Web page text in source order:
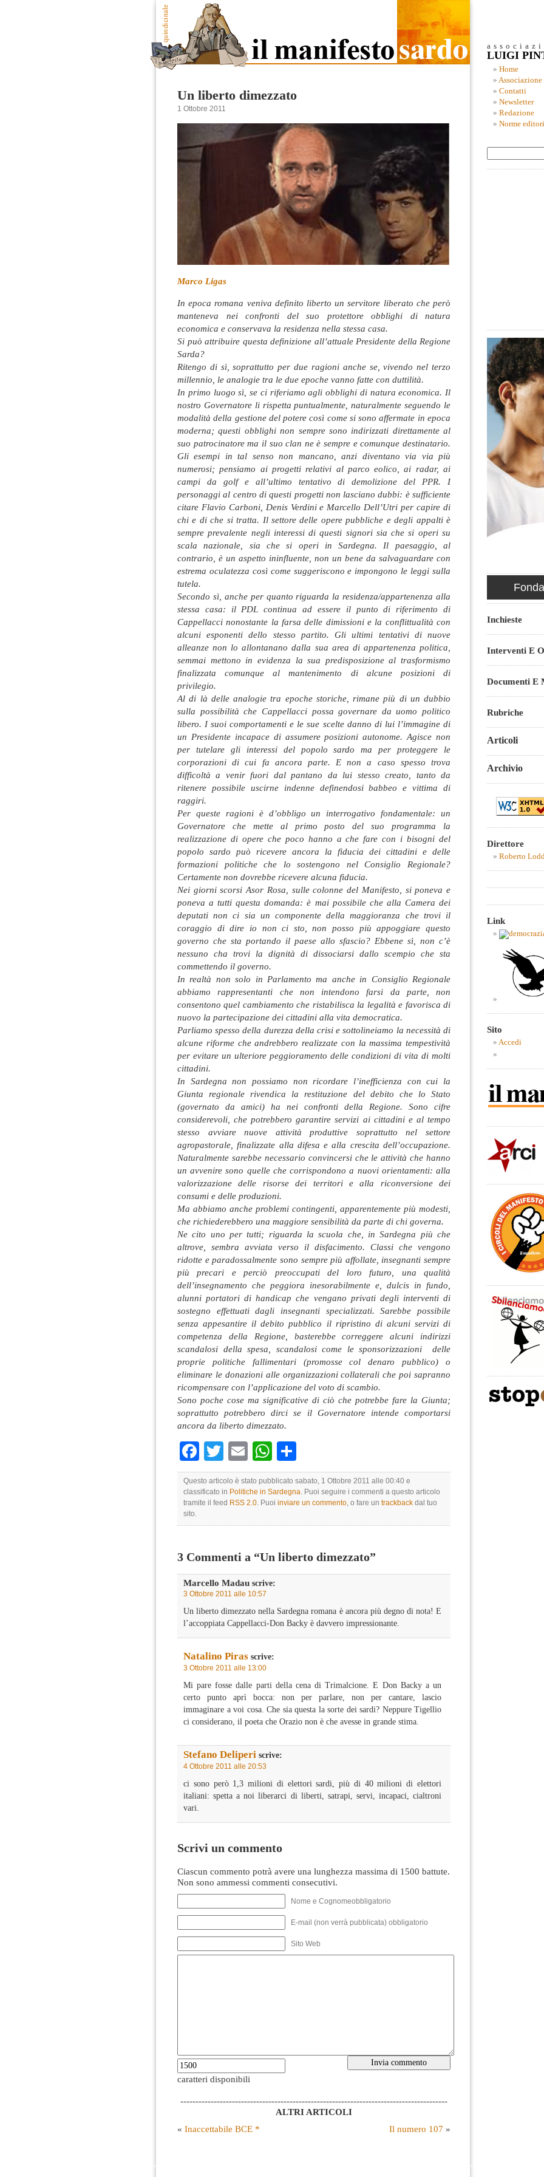
Un liberto dimezzato
1 Ottobre 2011
Marco Ligas
In epoca romana veniva definito liberto un servitore liberato che però
manteneva nei confronti del suo protettore obblighi di natura
economica e conservava la residenza nella stessa casa.
Si può attribuire questa definizione all’attuale Presidente della Regione
Sarda?
Ritengo di sì, soprattutto per due ragioni anche se, vivendo nel terzo
millennio, le analogie tra le due epoche vanno fatte con duttilità.
In primo luogo sì, se ci riferiamo agli obblighi di natura economica. Il
nostro Governatore li rispetta puntualmente, naturalmente seguendo le
modalità della gestione del potere così come si sono affermate in epoca
moderna; questi obblighi non sempre sono indirizzati direttamente al
suo patrocinatore ma il suo clan ne è sempre e comunque destinatario.
Gli esempi in tal senso non mancano, anzi diventano via via più
numerosi; pensiamo ai progetti relativi al parco eolico, ai radar, ai
campi da golf e all’ultimo tentativo di demolizione del PPR. I
personaggi al centro di questi progetti non lasciano dubbi: è sufficiente
citare Flavio Carboni, Denis Verdini e Marcello Dell’Utri per capire di
chi e di che si tratta. Il settore delle opere pubbliche e degli appalti è
sempre prevalente negli interessi di questi signori sia che si operi su
scala nazionale, sia che si operi in Sardegna. Il paesaggio, al
contrario, è un aspetto ininfluente, non un bene da salvaguardare con
estrema oculatezza così come suggeriscono e impongono le leggi sulla
tutela.
Secondo sì, anche per quanto riguarda la residenza/appartenenza alla
stessa casa: il PDL continua ad essere il punto di riferimento di
Cappellacci nonostante la farsa delle dimissioni e la conflittualità con
alcuni esponenti dello stesso partito. Gli ultimi tentativi di nuove
alleanze non lo allontanano dalla sua area di appartenenza politica,
semmai mettono in evidenza la sua predisposizione al trasformismo
finalizzata comunque al mantenimento di alcune posizioni di
privilegio.
Al di là delle analogie tra epoche storiche, rimane più di un dubbio
sulla possibilità che Cappellacci possa governare da uomo politico
libero. I suoi comportamenti e le sue scelte danno di lui l’immagine di
un Presidente incapace di assumere posizioni autonome. Agisce non
per tutelare gli interessi del popolo sardo ma per proteggere le
corporazioni di cui fa ancora parte. E non a caso spesso trova
difficoltà a venir fuori dal pantano da lui stesso creato, tanto da
ritenere possibile uscirne indenne definendosi babbeo e vittima di
raggiri.
Per queste ragioni è d’obbligo un interrogativo fondamentale: un
Governatore che mette al primo posto del suo programma la
realizzazione di opere che poco hanno a che fare con i bisogni del
popolo sardo può ricevere ancora la fiducia dei cittadini e delle
formazioni politiche che lo sostengono nel Consiglio Regionale?
Certamente non dovrebbe ricevere alcuna fiducia.
Nei giorni scorsi Asor Rosa, sulle colonne del Manifesto, si poneva e
poneva a tutti questa domanda: è mai possibile che alla Camera dei
deputati non ci sia un componente della maggioranza che trovi il
coraggio di dire io non ci sto, non posso più appoggiare questo
governo che sta portando il paese allo sfascio? Ebbene sì, non c’è
nessuno cha trovi la dignità di dissociarsi dallo scempio che sta
commettendo il governo.
In realtà non solo in Parlamento ma anche in Consiglio Regionale
abbiamo rappresentanti che non intendono farsi da parte, non
consentono quel cambiamento che ristabilisca la legalità e favorisca di
nuovo la partecipazione dei cittadini alla vita democratica.
Parliamo spesso della durezza della crisi e sottolineiamo la necessità di
alcune riforme che andrebbero realizzate con la massima tempestività
per evitare un ulteriore peggioramento delle condizioni di vita di molti
cittadini.
In Sardegna non possiamo non ricordare l’inefficienza con cui la
Giunta regionale rivendica la restituzione del debito che lo Stato
(governato da amici) ha nei confronti della Regione. Sono cifre
considerevoli, che potrebbero garantire servizi ai cittadini e al tempo
stesso avviare nuove attività produttive soprattutto nel settore
agropastorale, finalizzate alla difesa e alla crescita dell’occupazione.
Naturalmente sarebbe necessario convincersi che le attività che hanno
un avvenire sono quelle che corrispondono a nuovi orientamenti: alla
valorizzazione delle risorse dei territori e alla riconversione dei
consumi e delle produzioni.
Ma abbiamo anche problemi contingenti, apparentemente più modesti,
che richiederebbero una maggiore sensibilità da parte di chi governa.
Ne cito uno per tutti; riguarda la scuola che, in Sardegna più che
altrove, sembra avviata verso il disfacimento. Classi che vengono
ridotte e paradossalmente sono sempre più affollate, insegnanti sempre
più precari e perciò preoccupati del loro futuro, una qualità
dell’insegnamento che peggiora inesorabilmente e, dulcis in fundo,
alunni portatori di handicap che vengano privati degli interventi di
sostegno effettuati dagli insegnanti specializzati. Sarebbe possibile
senza appesantire il debito pubblico il ripristino di alcuni servizi di
competenza della Regione, basterebbe correggere alcuni indirizzi
scandalosi della spesa, scandalosi come le sponsorizzazioni delle
proprie politiche fallimentari (promosse col denaro pubblico) o
eliminare le donazioni alle organizzazioni collaterali che poi sapranno
ricompensare con l’applicazione del voto di scambio.
Sono poche cose ma significative di ciò che potrebbe fare la Giunta;
soprattutto potrebbero dirci se il Governatore intende comportarsi
ancora da liberto dimezzato.
Facebook
TwitterEmailWhatsApp
Questo articolo è stato pubblicato sabato, 1 Ottobre 2011 alle 00:40 e
classificato in Politiche in Sardegna. Puoi seguire i commenti a questo articolo
tramite il feed RSS 2.0. Puoi inviare un commento, o fare un trackback dal tuo
sito.
3 Commenti a “Un liberto dimezzato”
Marcello Madau scrive:
3 Ottobre 2011 alle 10:57
Un liberto dimezzato nella Sardegna romana è ancora più degno di nota! E
l’accoppiata Cappellacci-Don Backy è davvero impressionante.
Natalino Piras scrive:
3 Ottobre 2011 alle 13:00
Mi pare fosse dalle parti della cena di Trimalcione. E Don Backy a un
certo punto aprì bocca: non per parlare, non per cantare, lascio
immaginare a voi cosa. Che sia questa la sorte dei sardi? Neppure Tigellio
ci considerano, il poeta che Orazio non è che avesse in grande stima.
Stefano Deliperi scrive:
4 Ottobre 2011 alle 20:53
ci sono però 1,3 milioni di elettori sardi, più di 40 milioni di elettori
italiani: spetta a noi liberarci di liberti, satrapi, servi, incapaci, cialtroni
vari.
Scrivi un commento
Ciascun commento potrà avere una lunghezza massima di 1500 battute.
Non sono ammessi commenti consecutivi.
Nome e Cognomeobbligatorio
E-mail (non verrà pubblicata) obbligatorio
Sito Web
caratteri disponibili
----------------------------------------------------------------------------------------
ALTRI ARTICOLI
« Inaccettabile BCE * Il numero 107 »
LUIGI
Home
Associazione
Contatti
Newsletter
Redazione
Norme
Inchieste
Interventi E
Documenti E
Rubriche
Articoli
Archivio
Direttore
Roberto
Link
Sito
Accedi